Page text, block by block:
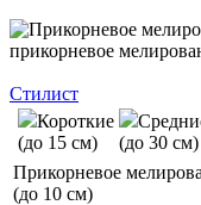
прикорневое
Стилист
Короткие
(до 15 см)
(до 30 см)
Прикорневое
(до 10 см)